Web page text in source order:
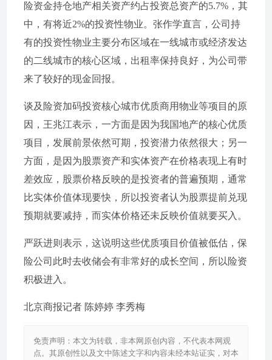
险资金持仓地产相关资产约占投资总资产的5.7%，其
中，有将近2%的投资性物业。张作学直言，公司持
有的投资性物业主要分布区域在一线城市或经济发达
的二线城市的核心区域，出租率保持良好，为公司带
来了较好的现金回报。
谈及险资加码投资核心城市优质商用物业等项目的原
因，王兆江表示，一方面是因为我国地产的核心优质
项目，发展前景依然可期，投资潜力依然很大；另一
方面，是因为股票资产和实体资产在价格表现上有时
差效应，股票价格反映的是投资者的普遍预期，通常
比实体价值体现要快，所以投资者认为股票提前兑现
预期就要减持，而实体价格还未反映价值就要买入。
严跃进则表示，这说明这些优质项目价值被低估，保
险公司此时去收储会有非常好的成长空间，所以险资
积极进入。
北京商报记者 陈婷婷 李秀梅
免责声明：本文为转载，非本网原创内容，不代表本网观
点。其原创性以及文中陈述文字和内容未经本站证实，对本